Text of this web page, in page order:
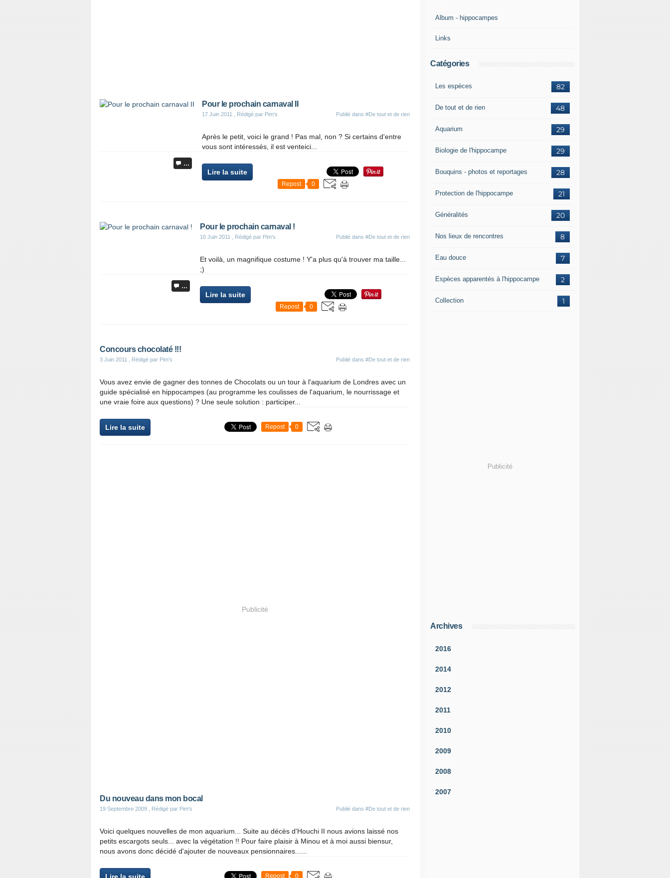
…
Pour le prochain carnaval II
17 Juin 2011 , Rédigé par Pim's Publié dans #De tout et de rien
Après le petit, voici le grand ! Pas mal, non ? Si certains d'entre
vous sont intéressés, il est venteici...
Lire la suite
Repost 0
…
Pour le prochain carnaval !
10 Juin 2011 , Rédigé par Pim's Publié dans #De tout et de rien
Et voilà, un magnifique costume ! Y'a plus qu'à trouver ma taille...
;)
Lire la suite
Repost 0
Concours chocolaté !!!
3 Juin 2011 , Rédigé par Pim's Publié dans #De tout et de rien
Vous avez envie de gagner des tonnes de Chocolats ou un tour à l'aquarium de Londres avec un
guide spécialisé en hippocampes (au programme les coulisses de l'aquarium, le nourrissage et
une vraie foire aux questions) ? Une seule solution : participer...
Lire la suite Repost 0
Publicité
Du nouveau dans mon bocal
19 Septembre 2009 , Rédigé par Pim's Publié dans #De tout et de rien
Voici quelques nouvelles de mon aquarium... Suite au décès d'Houchi II nous avions laissé nos
petits escargots seuls... avec la végétation !! Pour faire plaisir à Minou et à moi aussi biensur,
nous avons donc décidé d'ajouter de nouveaux pensionnaires......
Repost 0
Album - hippocampes
Links
Catégories
82
Les espèces
48
De tout et de rien
29
Aquarium
29
Biologie de l'hippocampe
28
Bouquins - photos et reportages
21
Protection de l'hippocampe
20
Généralités
8
Nos lieux de rencontres
7
Eau douce
2
Espèces apparentés à l'hippocampe
1
Collection
Publicité
Archives
2016
2014
2012
2011
2010
2009
2008
2007